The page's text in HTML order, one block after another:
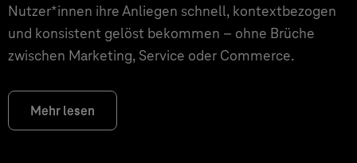
Nutzer*innen ihre Anliegen schnell, kontextbezogen
und konsistent gelöst bekommen – ohne Brüche
zwischen Marketing, Service oder Commerce.
Mehr lesen